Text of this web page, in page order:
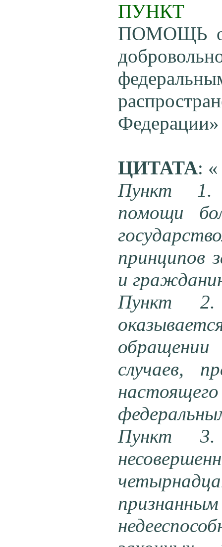
ПУНКТ
ПОМОЩЬ
ЦИТАТА:
Пункт 1.
помощи
принципов
и
Пункт 2.
обращении
случаев,
Пункт 3.